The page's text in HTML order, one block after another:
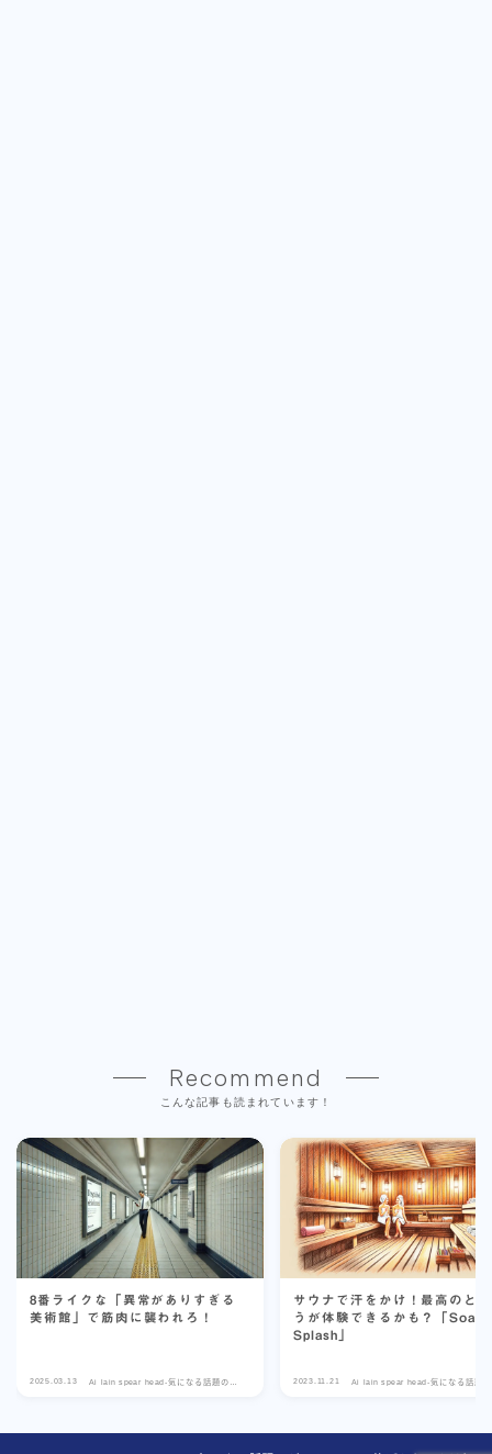
Recommend
こんな記事も読まれています！
8番ライクな「異常がありすぎる
美術館」で筋肉に襲われろ！
2025.03.13 Ai lain spear head-気になる話題のゲ
サウナで汗をかけ！最高のと
うが体験できるかも？「Soak
Splash」
2023.11.21 Ai lain spear head-気になる話題